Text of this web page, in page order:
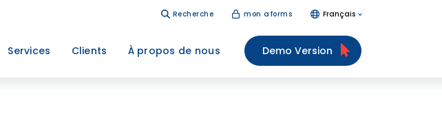
Recherche mon aforms Français
Services Clients À propos de nous Demo Version